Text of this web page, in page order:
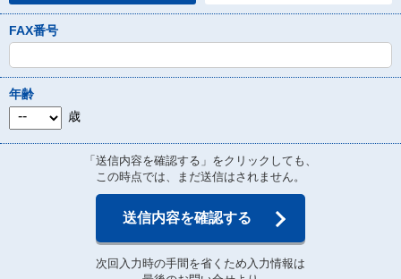
FAX番号
年齢
歳
「送信内容を確認する」をクリックしても、
この時点では、まだ送信はされません。
送信内容を確認する
次回入力時の手間を省くため入力情報は